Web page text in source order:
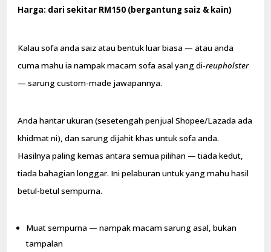
Harga: dari sekitar RM150 (bergantung saiz & kain)
Kalau sofa anda saiz atau bentuk luar biasa — atau anda
cuma mahu ia nampak macam sofa asal yang di-reupholster
— sarung custom-made jawapannya.
Anda hantar ukuran (sesetengah penjual Shopee/Lazada ada
khidmat ni), dan sarung dijahit khas untuk sofa anda.
Hasilnya paling kemas antara semua pilihan — tiada kedut,
tiada bahagian longgar. Ini pelaburan untuk yang mahu hasil
betul-betul sempurna.
Muat sempurna — nampak macam sarung asal, bukan
tampalan